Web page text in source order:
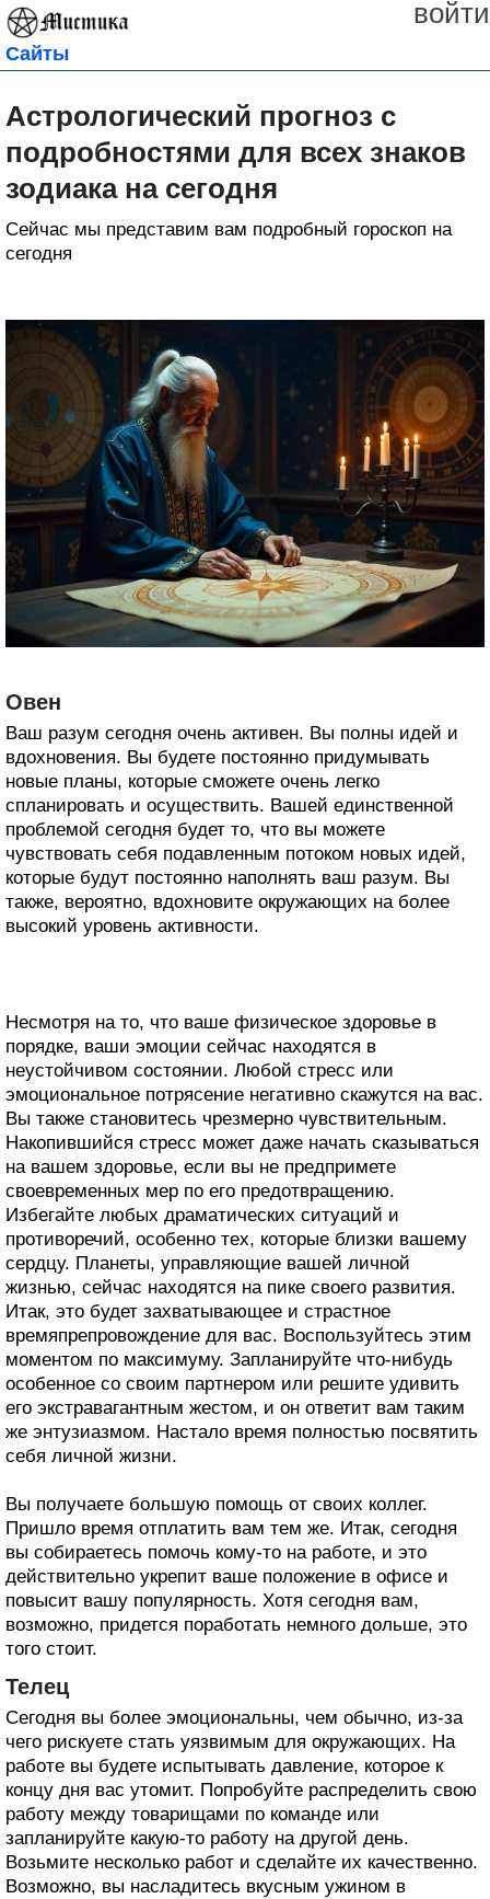
войти
Сайты
Астрологический прогноз с
подробностями для всех знаков
зодиака на сегодня
Сейчас мы представим вам подробный гороскоп на
сегодня
Овен
Ваш разум сегодня очень активен. Вы полны идей и
вдохновения. Вы будете постоянно придумывать
новые планы, которые сможете очень легко
спланировать и осуществить. Вашей единственной
проблемой сегодня будет то, что вы можете
чувствовать себя подавленным потоком новых идей,
которые будут постоянно наполнять ваш разум. Вы
также, вероятно, вдохновите окружающих на более
высокий уровень активности.
Несмотря на то, что ваше физическое здоровье в
порядке, ваши эмоции сейчас находятся в
неустойчивом состоянии. Любой стресс или
эмоциональное потрясение негативно скажутся на вас.
Вы также становитесь чрезмерно чувствительным.
Накопившийся стресс может даже начать сказываться
на вашем здоровье, если вы не предпримете
своевременных мер по его предотвращению.
Избегайте любых драматических ситуаций и
противоречий, особенно тех, которые близки вашему
сердцу. Планеты, управляющие вашей личной
жизнью, сейчас находятся на пике своего развития.
Итак, это будет захватывающее и страстное
времяпрепровождение для вас. Воспользуйтесь этим
моментом по максимуму. Запланируйте что-нибудь
особенное со своим партнером или решите удивить
его экстравагантным жестом, и он ответит вам таким
же энтузиазмом. Настало время полностью посвятить
себя личной жизни.
Вы получаете большую помощь от своих коллег.
Пришло время отплатить вам тем же. Итак, сегодня
вы собираетесь помочь кому-то на работе, и это
действительно укрепит ваше положение в офисе и
повысит вашу популярность. Хотя сегодня вам,
возможно, придется поработать немного дольше, это
того стоит.
Телец
Сегодня вы более эмоциональны, чем обычно, из-за
чего рискуете стать уязвимым для окружающих. На
работе вы будете испытывать давление, которое к
концу дня вас утомит. Попробуйте распределить свою
работу между товарищами по команде или
запланируйте какую-то работу на другой день.
Возьмите несколько работ и сделайте их качественно.
Возможно, вы насладитесь вкусным ужином в